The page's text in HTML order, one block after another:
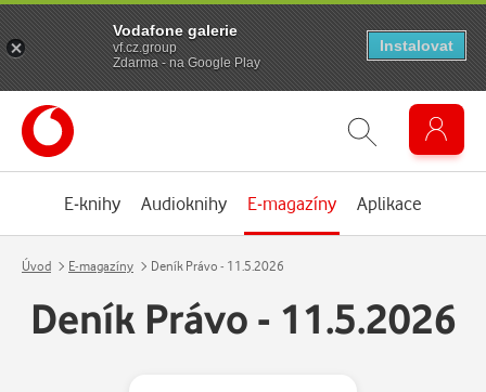
E-knihy Audioknihy E-magazíny Aplikace
Úvod E-magazíny Deník Právo - 11.5.2026
Deník Právo - 11.5.2026
Vodafone galerie
vf.cz.group
Zdarma - na Google Play
Instalovat